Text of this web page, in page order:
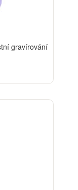
gravírování